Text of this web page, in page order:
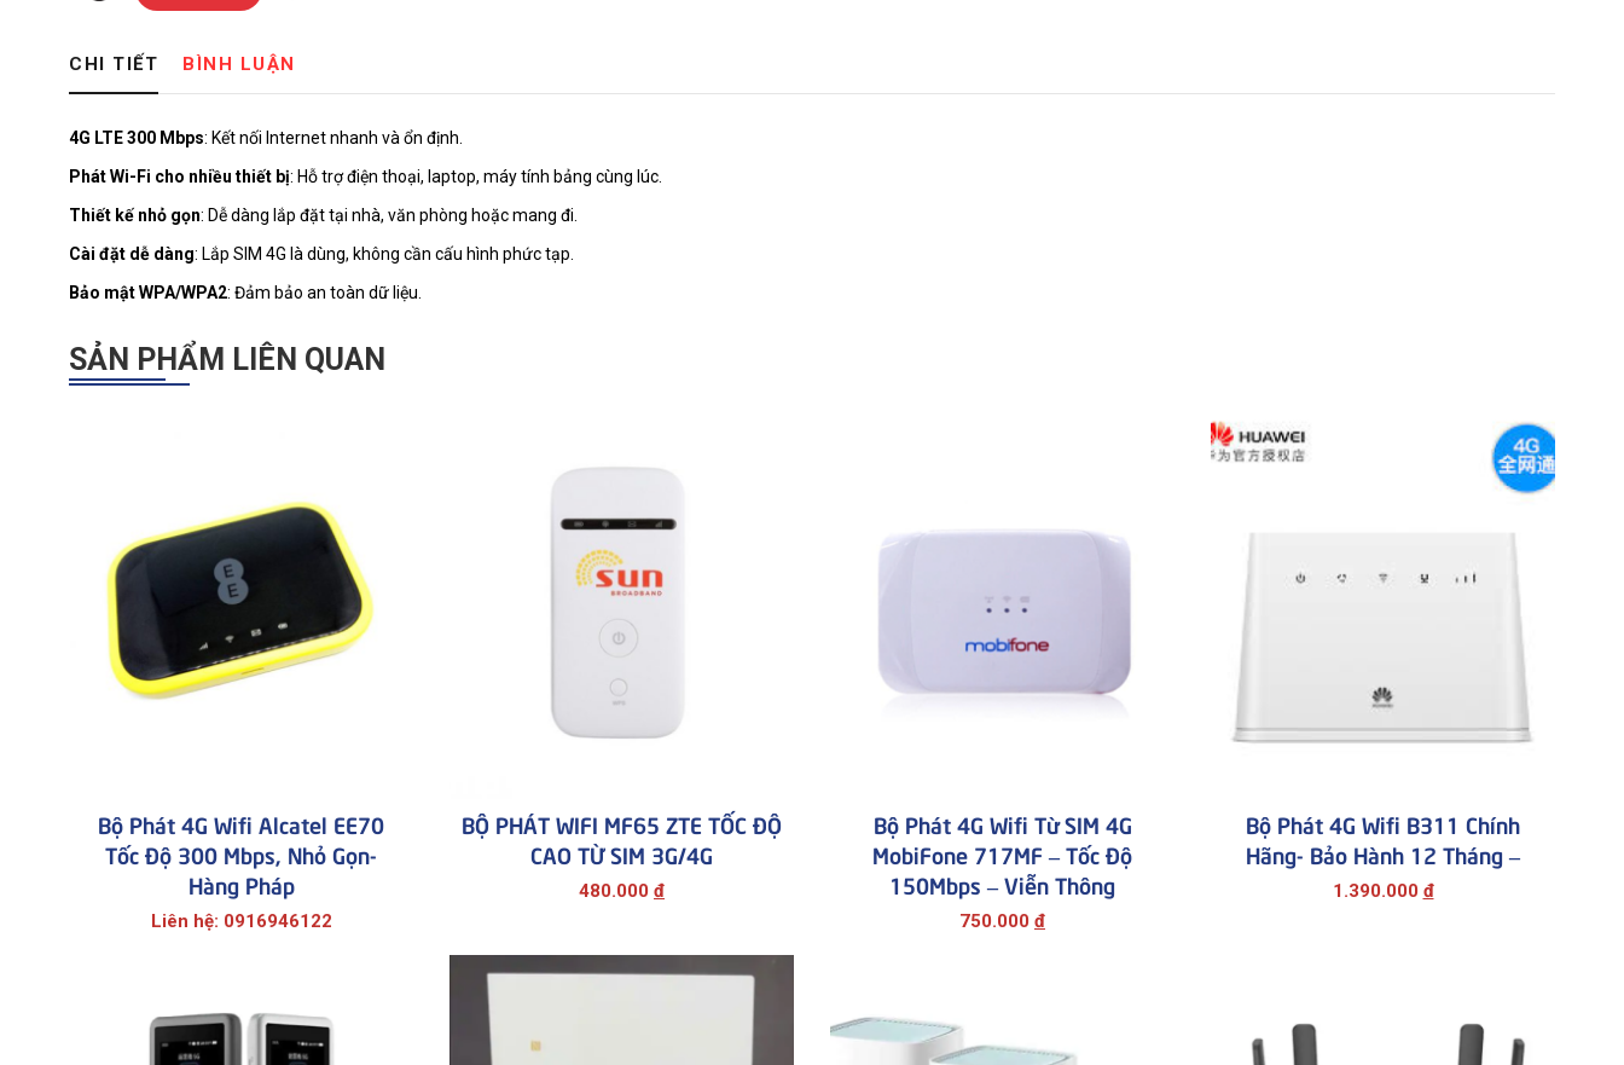
CHI TIẾT BÌNH LUẬN
4G LTE 300 Mbps: Kết nối Internet nhanh và ổn định.
Phát Wi-Fi cho nhiều thiết bị: Hỗ trợ điện thoại, laptop, máy tính bảng cùng lúc.
Thiết kế nhỏ gọn: Dễ dàng lắp đặt tại nhà, văn phòng hoặc mang đi.
Cài đặt dễ dàng: Lắp SIM 4G là dùng, không cần cấu hình phức tạp.
Bảo mật WPA/WPA2: Đảm bảo an toàn dữ liệu.
SẢN PHẨM LIÊN QUAN
Bộ Phát 4G Wifi Alcatel EE70
Tốc Độ 300 Mbps, Nhỏ Gọn-
Hàng Pháp
Liên hệ: 0916946122
BỘ PHÁT WIFI MF65 ZTE TỐC ĐỘ
CAO TỪ SIM 3G/4G
480.000 đ
Bộ Phát 4G Wifi Từ SIM 4G
MobiFone 717MF – Tốc Độ
150Mbps – Viễn Thông
750.000 đ
Bộ Phát 4G Wifi B311 Chính
Hãng- Bảo Hành 12 Tháng –
1.390.000 đ